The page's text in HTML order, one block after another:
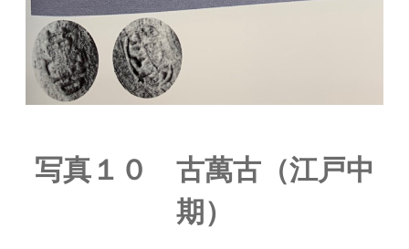
写真１０ 古萬古（江戸中
期）